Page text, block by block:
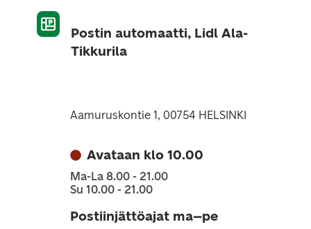
Postin automaatti, Lidl Ala-
Tikkurila
Aamuruskontie 1, 00754 HELSINKI
Avataan klo 10.00
Ma-La 8.00 - 21.00
Su 10.00 - 21.00
Postiinjättöajat ma–pe